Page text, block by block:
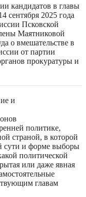
кандидатов в главы
сентября 2025 года
Псковской
Маятниковой
о вмешательстве в
от партии
прокуратуры и
и
политике,
страной, в которой
сути и форме выборы
политической
или даже явная
главам